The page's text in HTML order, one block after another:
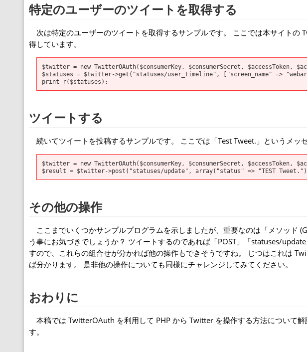
特定のユーザーのツイートを取得する
次は特定のユーザーのツイートを取得するサンプルです。 ここでは本サイトの
得しています。
$twitter = new TwitterOAuth($consumerKey, $consumerSecret, $accessToken,
$statuses = $twitter->get("statuses/user_timeline", ["screen_name" =>
ツイートする
続いてツイートを投稿するサンプルです。 ここでは「Test Tweet.」というメッ
$twitter = new TwitterOAuth($consumerKey, $consumerSecret, $accessToken,
その他の操作
ここまでいくつかサンプルプログラムを示しましたが、重要なのは「メソッド
う事にお気づきでしょうか？ ツイートするのであれば「POST」「statuses/
すので、これらの組合せが分かれば他の操作もできそうですね。 じつはこれは
ば分かります。 是非他の操作についても同様にチャレンジしてみてください。
おわりに
本稿では TwitterOAuth を利用して PHP から Twitter を操作する方法について
す。